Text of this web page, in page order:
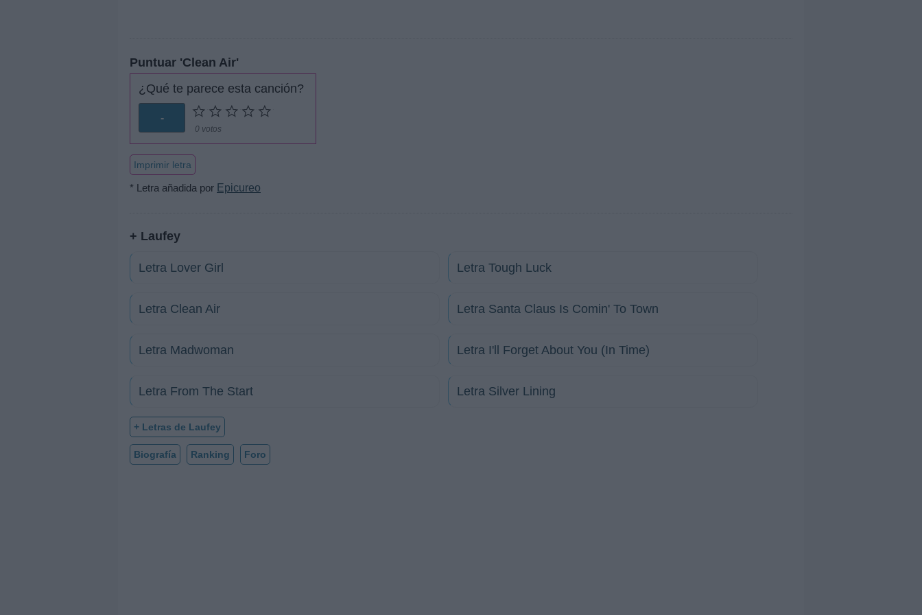
Puntuar 'Clean Air'
¿Qué te parece esta canción?
-
0 votos
Imprimir letra
* Letra añadida por Epicureo
+ Laufey
Letra Lover Girl Letra Tough Luck
Letra Clean Air Letra Santa Claus Is Comin' To Town
Letra Madwoman Letra I'll Forget About You (In Time)
Letra From The Start Letra Silver Lining
+ Letras de Laufey
Biografía Ranking Foro